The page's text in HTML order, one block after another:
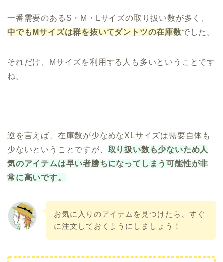
一番需要のあるS・M・Lサイズの取り扱い数が多く、
中でもMサイズは群を抜いてダントツの在庫数でした。
それだけ、Mサイズを利用する人も多いということです
ね。
逆を言えば、在庫数が少なめなXLサイズは需要自体も
少ないということですが、 取り扱い数も少ないため人
気のアイテムは早い者勝ちになってしまう可能性が非
常に高いです。
お気に入りのアイテムを見つけたら、すぐ
に注文しておくようにしましょう！